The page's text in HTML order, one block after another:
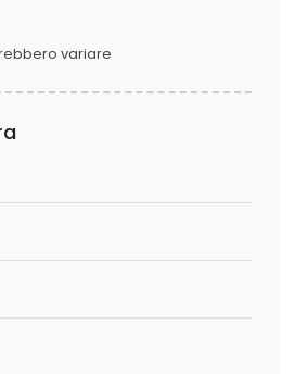
variare